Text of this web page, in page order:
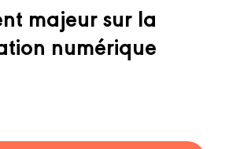
majeur sur la
numérique